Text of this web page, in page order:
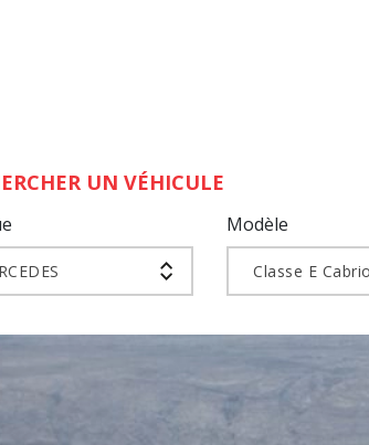
UN VÉHICULE
Modèle
Classe E